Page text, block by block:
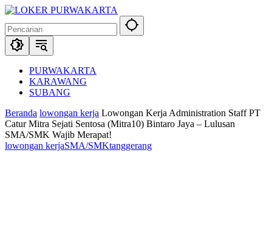
Langsung
konten
PURWAKARTA
KARAWANG
SUBANG
Beranda lowongan kerja Lowongan Kerja Administration Staff PT
Catur Mitra Sejati Sentosa (Mitra10) Bintaro Jaya – Lulusan
SMA/SMK Wajib Merapat!
lowongan kerjaSMA/SMKtanggerang